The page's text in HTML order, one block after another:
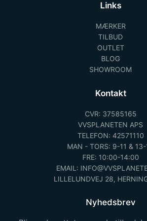
Links
MÆRKER
TILBUD
OUTLET
BLOG
SHOWROOM
Kontakt
CVR: 37585165
VVSPLANETEN APS
TELEFON: 42571110
MAN - TORS: 9-11 & 13-
FRE: 10:00-14:00
EMAIL:
LILLELUNDVEJ 28,
Nyhedsbrev